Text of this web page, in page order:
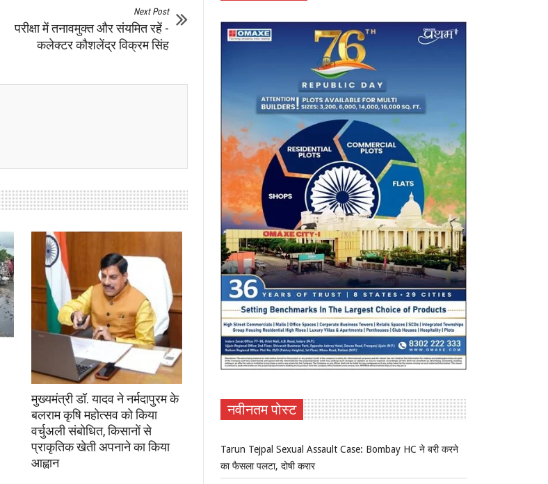
Next Post
परीक्षा में तनावमुक्त और संयमित रहें -
कलेक्टर कौशलेंद्र विक्रम सिंह
मुख्यमंत्री डॉ. यादव ने नर्मदापुरम के
बलराम कृषि महोत्सव को किया
वर्चुअली संबोधित, किसानों से
प्राकृतिक खेती अपनाने का किया
आह्वान
नवीनतम पोस्ट
Tarun Tejpal Sexual Assault Case: Bombay HC ने बरी करने
का फैसला पलटा, दोषी करार